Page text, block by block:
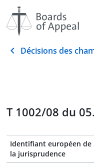
Décisions des
T 1002/08 du
Identifiant européen de
la jurisprudence